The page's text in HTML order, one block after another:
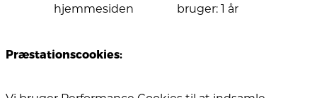
hjemmesiden
bruger: 1 år
Præstationscookies: